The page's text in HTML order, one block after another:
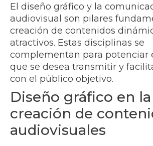
El diseño gráfico y la
audiovisual son pilares
creación de contenidos
atractivos. Estas disciplinas se
complementan para potenciar
que se desea transmitir y
con el público objetivo.
Diseño gráfico en la
creación de
audiovisuales